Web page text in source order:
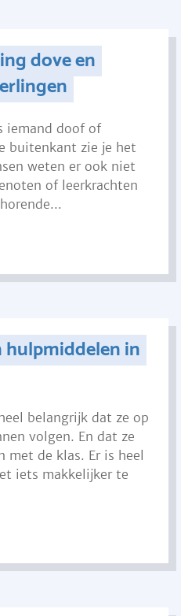
dove en
iemand doof of
buitenkant zie je het
weten er ook niet
of leerkrachten
hulpmiddelen in
belangrijk dat ze op
volgen. En dat ze
met de klas. Er is heel
iets makkelijker te